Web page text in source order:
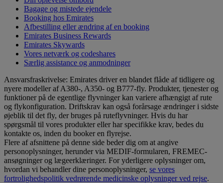
Bagage og mistede ejendele
Booking hos Emirates
Afbestilling eller ændring af en booking
Emirates Business Rewards
Emirates Skywards
Vores netværk og codeshares
Særlig assistance og anmodninger
Ansvarsfraskrivelse: Emirates driver en blandet flåde af tidligere og
nyere modeller af A380-, A350- og B777-fly. Produkter, tjenester og
funktioner på de egentlige flyvninger kan variere afhængigt af rute
og flykonfiguration. Driftskrav kan også forårsage ændringer i sidste
øjeblik til det fly, der bruges på ruteflyvninger. Hvis du har
spørgsmål til vores produkter eller har specifikke krav, bedes du
kontakte os, inden du booker en flyrejse.
Flere af afsnittene på denne side beder dig om at angive
personoplysninger, herunder via MEDIF-formularen, FREMEC-
ansøgninger og lægeerklæringer. For yderligere oplysninger om,
hvordan vi behandler dine personoplysninger, se vores
fortrolighedspolitik vedrørende medicinske oplysninger ved rejse.